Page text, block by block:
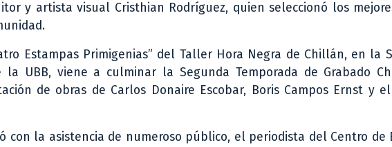
y artista visual Cristhian Rodríguez, quien seleccionó los
Estampas Primigenias” del Taller Hora Negra de Chillán, en la
UBB, viene a culminar la Segunda Temporada de Grabado
de obras de Carlos Donaire Escobar, Boris Campos Ernst y
la asistencia de numeroso público, el periodista del Centro de